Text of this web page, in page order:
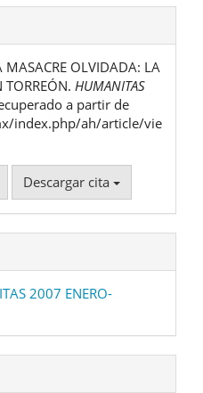
OLVIDADA: LA
HUMANITAS
a partir de
index.php/ah/article/vie
Descargar cita
2007 ENERO-